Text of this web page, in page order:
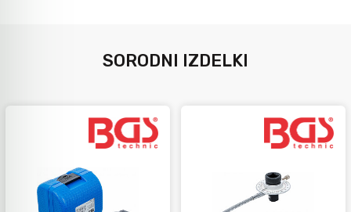
SORODNI IZDELKI
Dom in vrt
Orodje za kolesa